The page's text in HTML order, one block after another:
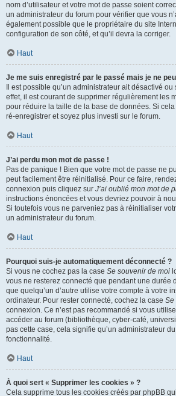
nom d’utilisateur et votre mot de passe soient
un administrateur du forum pour vérifier que vous
également possible que le propriétaire du site
configuration de son côté, et qu’il devra la corriger.
Haut
Je me suis enregistré par le passé mais je ne
Il est possible qu’un administrateur ait désactivé
effet, il est courant de supprimer régulièrement les
pour réduire la taille de la base de données. Si
ré-enregistrer et soyez plus investi sur le forum.
Haut
J’ai perdu mon mot de passe !
Pas de panique ! Bien que votre mot de passe ne
peut facilement être réinitialisé. Pour ce faire,
connexion puis cliquez sur J’ai oublié mon mot de
instructions énoncées et vous devriez pouvoir à
Si toutefois vous ne parveniez pas à réinitialiser
un administrateur du forum.
Haut
Pourquoi suis-je automatiquement déconnecté ?
Si vous ne cochez pas la case Se souvenir de moi
vous ne resterez connecté que pendant une durée
que quelqu’un d’autre utilise votre compte à votre
ordinateur. Pour rester connecté, cochez la case Se
connexion. Ce n’est pas recommandé si vous
accéder au forum (bibliothèque, cyber-café,
pas cette case, cela signifie qu’un administrateur
fonctionnalité.
Haut
À quoi sert « Supprimer les cookies » ?
Cela supprime tous les cookies créés par phpBB